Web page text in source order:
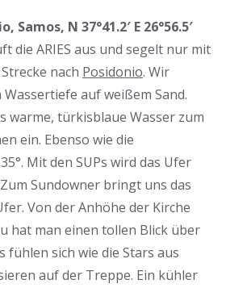
Samos, N 37°41.2′ E 26°56.5′
die ARIES aus und segelt nur mit
nach Posidonio. Wir
auf weißem Sand.
warme, türkisblaue Wasser zum
ein. Ebenso wie die
Mit den SUPs wird das Ufer
Sundowner bringt uns das
Von der Anhöhe der Kirche
hat man einen tollen Blick über
fühlen sich wie die Stars aus
auf der Treppe. Ein kühler